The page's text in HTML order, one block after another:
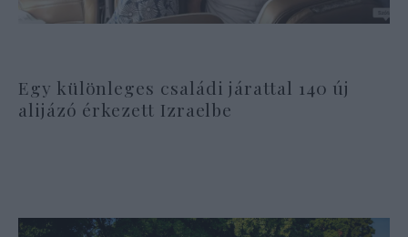
Egy különleges családi járattal 140 új
alijázó érkezett Izraelbe